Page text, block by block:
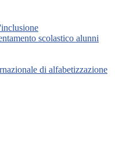
scolastico alunni
di alfabetizzazione